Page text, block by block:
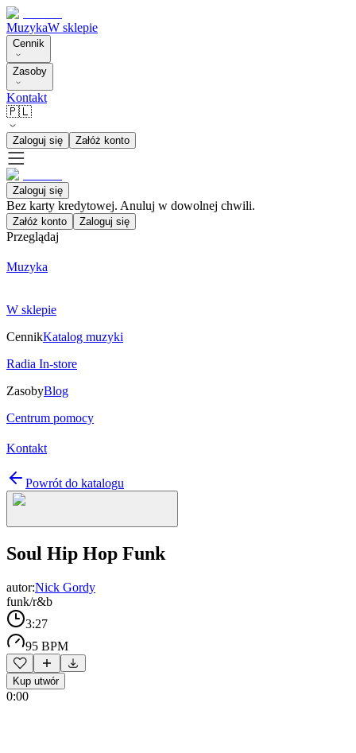
MuzykaW sklepie
Cennik
Zasoby
Kontakt
🇵🇱
Zaloguj się Załóż konto
Zaloguj się
Bez karty kredytowej. Anuluj w dowolnej chwili.
Załóż konto Zaloguj się
Przeglądaj
Muzyka
W sklepie
CennikKatalog muzyki
Radia In-store
ZasobyBlog
Centrum pomocy
Kontakt
Powrót do katalogu
Soul Hip Hop Funk
autor:Nick Gordy
funk/r&b
3:27
95 BPM
Kup utwór
0:00